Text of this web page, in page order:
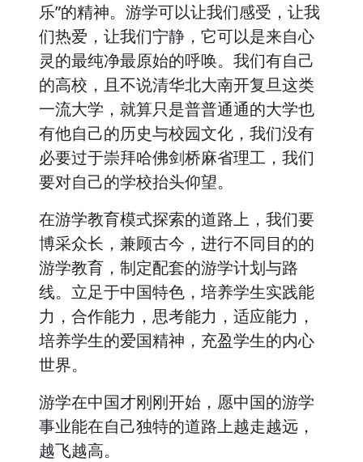
乐”的精神。游学可以让我们感受，让我
们热爱，让我们宁静，它可以是来自心
灵的最纯净最原始的呼唤。我们有自己
的高校，且不说清华北大南开复旦这类
一流大学，就算只是普普通通的大学也
有他自己的历史与校园文化，我们没有
必要过于崇拜哈佛剑桥麻省理工，我们
要对自己的学校抬头仰望。
在游学教育模式探索的道路上，我们要
博采众长，兼顾古今，进行不同目的的
游学教育，制定配套的游学计划与路
线。立足于中国特色，培养学生实践能
力，合作能力，思考能力，适应能力，
培养学生的爱国精神，充盈学生的内心
世界。
游学在中国才刚刚开始，愿中国的游学
事业能在自己独特的道路上越走越远，
越飞越高。